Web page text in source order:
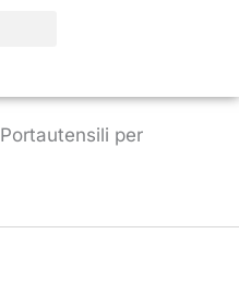
Portautensili per